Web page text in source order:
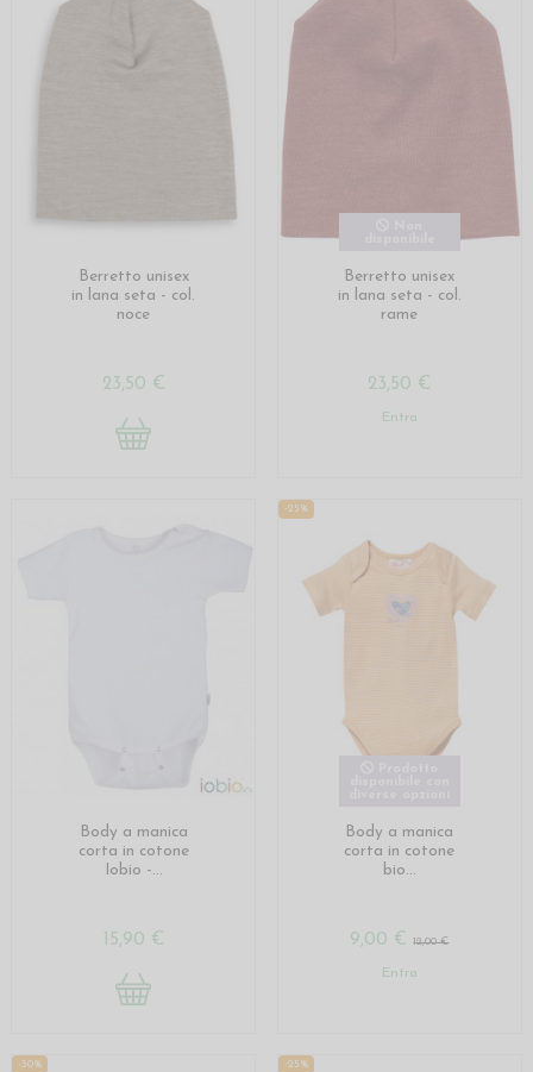
Berretto unisex
in lana seta - col.
noce
23,50 €
Berretto unisex
in lana seta - col.
rame
23,50 €
Entra
Body a manica
corta in cotone
Iobio -...
15,90 €
-25%
Body a manica
corta in cotone
bio...
9,00 €12,00 €
Entra
-30% -25%